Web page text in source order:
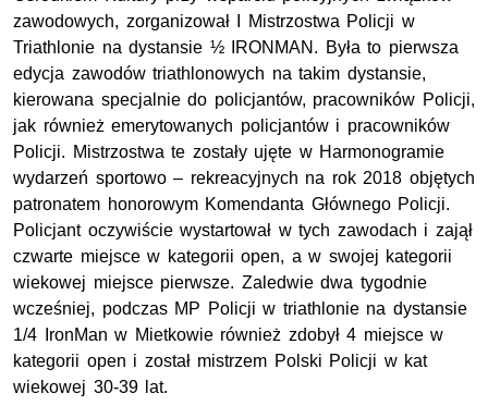
zawodowych, zorganizował I Mistrzostwa Policji w
Triathlonie na dystansie ½ IRONMAN. Była to pierwsza
edycja zawodów triathlonowych na takim dystansie,
kierowana specjalnie do policjantów, pracowników Policji,
jak również emerytowanych policjantów i pracowników
Policji. Mistrzostwa te zostały ujęte w Harmonogramie
wydarzeń sportowo – rekreacyjnych na rok 2018 objętych
patronatem honorowym Komendanta Głównego Policji.
Policjant oczywiście wystartował w tych zawodach i zajął
czwarte miejsce w kategorii open, a w swojej kategorii
wiekowej miejsce pierwsze. Zaledwie dwa tygodnie
wcześniej, podczas MP Policji w triathlonie na dystansie
1/4 IronMan w Mietkowie również zdobył 4 miejsce w
kategorii open i został mistrzem Polski Policji w kat
wiekowej 30-39 lat.